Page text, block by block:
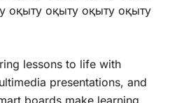
оқыту оқыту оқыту оқыту
lessons to life with
presentations, and
boards make learning